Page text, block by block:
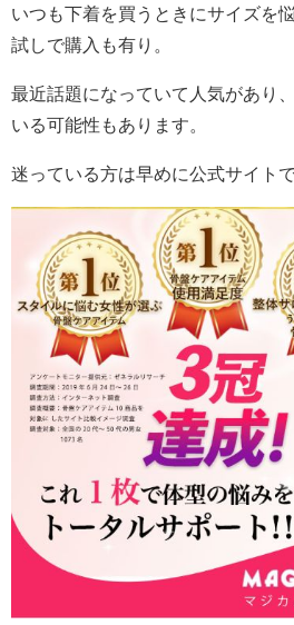
いつも下着を買うときにサイズを
試しで購入も有り。
最近話題になっていて人気があり
いる可能性もあります。
迷っている方は早めに公式サイト